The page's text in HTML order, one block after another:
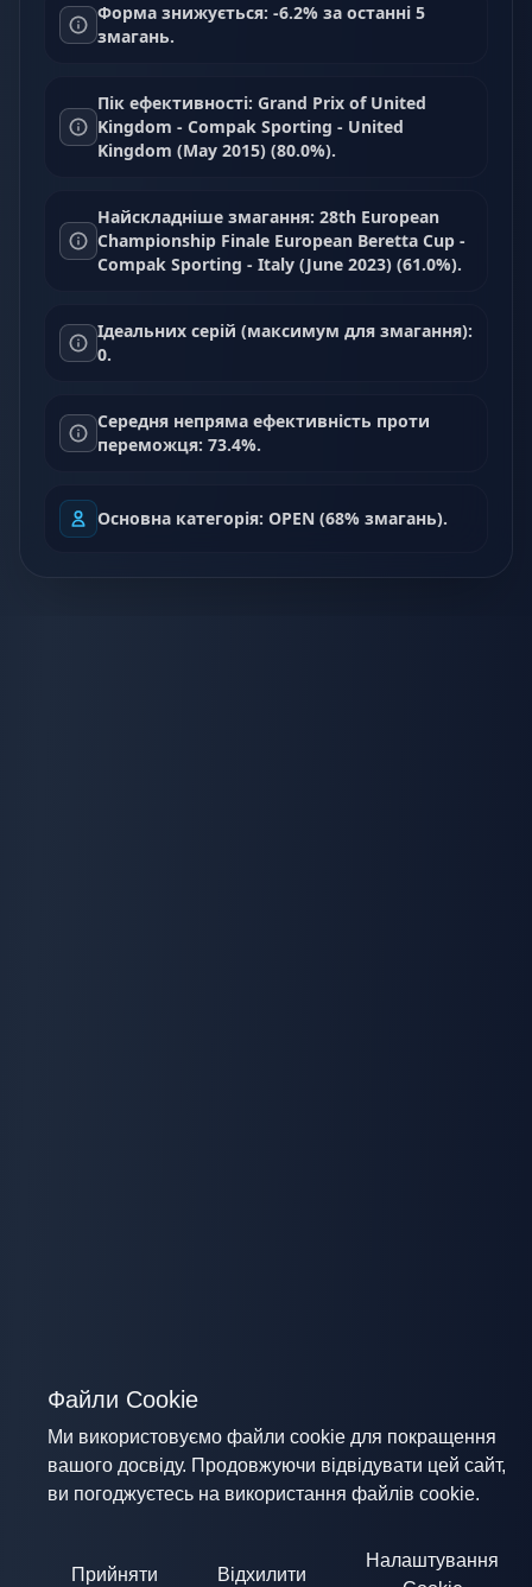
Форма знижується: -6.2% за останні 5
змагань.
Пік ефективності: Grand Prix of United
Kingdom - Compak Sporting - United
Kingdom (May 2015) (80.0%).
Найскладніше змагання: 28th European
Championship Finale European Beretta Cup -
Compak Sporting - Italy (June 2023) (61.0%).
Ідеальних серій (максимум для змагання):
0.
Середня непряма ефективність проти
переможця: 73.4%.
Основна категорія: OPEN (68% змагань).
Файли Cookie
Ми використовуємо файли cookie для покращення
вашого досвіду. Продовжуючи відвідувати цей сайт,
ви погоджуєтесь на використання файлів cookie.
Прийняти Відхилити
Налаштування